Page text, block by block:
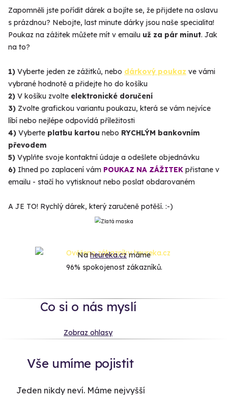
Zapomněli jste pořídit dárek a bojíte se, že přijdete na oslavu
s prázdnou? Nebojte, last minute dárky jsou naše specialita!
Poukaz na zážitek můžete mít v emailu už za pár minut. Jak
na to?
1) Vyberte jeden ze zážitků, nebo dárkový poukaz ve vámi
vybrané hodnotě a přidejte ho do košíku
2) V košíku zvolte elektronické doručení
3) Zvolte grafickou variantu poukazu, která se vám nejvíce
líbí nebo nejlépe odpovídá příležitosti
4) Vyberte platbu kartou nebo RYCHLÝM bankovním
převodem
5) Vyplňte svoje kontaktní údaje a odešlete objednávku
6) Ihned po zaplacení vám POUKAZ NA ZÁŽITEK přistane v
emailu - stačí ho vytisknout nebo poslat obdarovaném
A JE TO! Rychlý dárek, který zaručeně potěší. :-)
Naheureka.czmáme
96% spokojenost zákazníků.
Co si o nás myslí
Zobraz ohlasy
Vše umíme pojistit
Jeden nikdy neví. Máme nejvyšší